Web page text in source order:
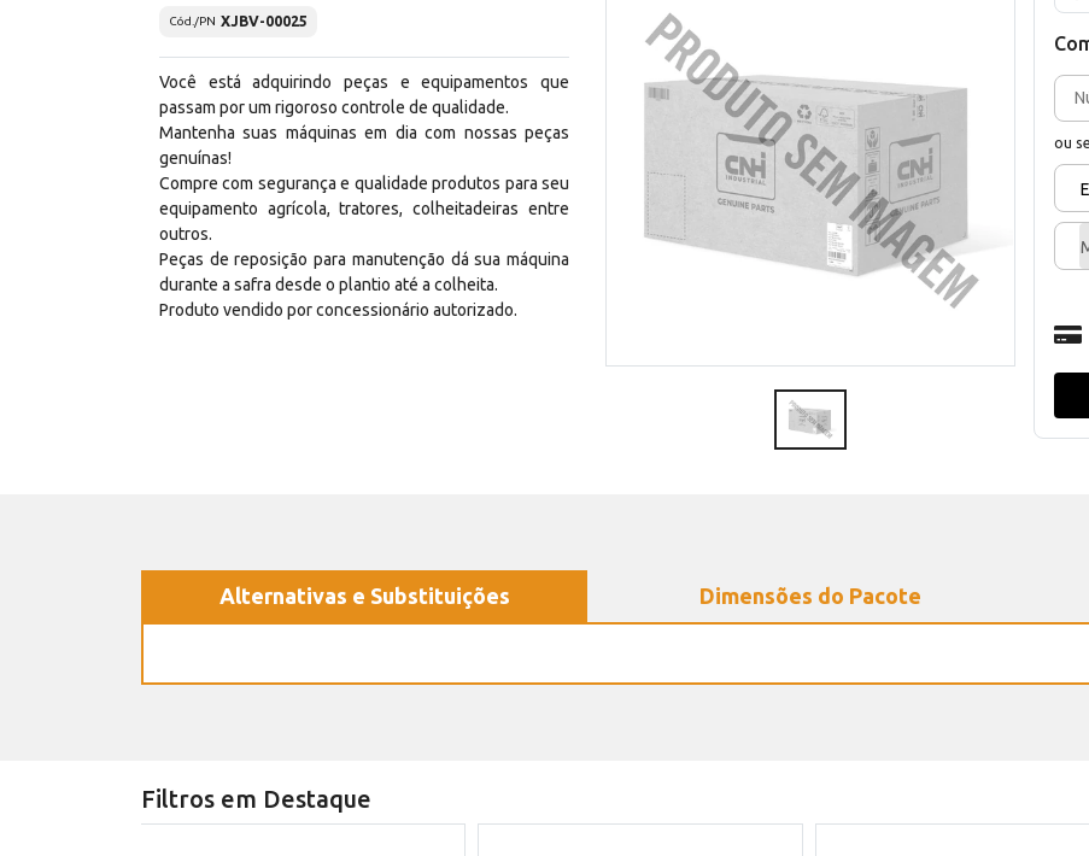
Cód./PN XJBV-00025
Você está adquirindo peças e equipamentos que
passam por um rigoroso controle de qualidade.
Mantenha suas máquinas em dia com nossas peças
genuínas!
Compre com segurança e qualidade produtos para seu
equipamento agrícola, tratores, colheitadeiras entre
outros.
Peças de reposição para manutenção dá sua máquina
durante a safra desde o plantio até a colheita.
Produto vendido por concessionário autorizado.
ou
Alternativas e Substituições Dimensões do Pacote
Filtros em Destaque